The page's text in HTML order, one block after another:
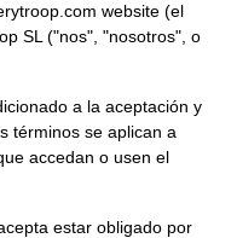
website (el
SL ("nos", "nosotros", o
a la aceptación y
términos se aplican a
accedan o usen el
estar obligado por